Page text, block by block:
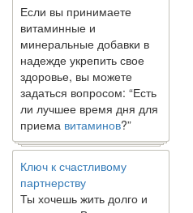
витаминные и
минеральные добавки в
надежде укрепить свое
здоровье, вы можете
задаться вопросом: “Есть
ли лучшее время дня для
приемавитаминов?”
Ключ к счастливому
партнерству
Ты хочешь жить долго и
счастливо. Возможно, ты